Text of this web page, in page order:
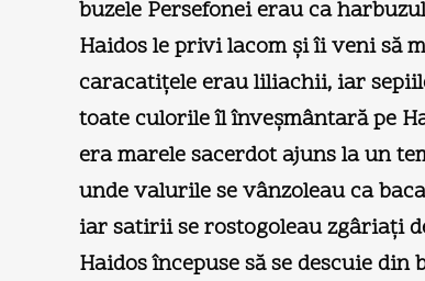
buzele Persefonei erau ca
Haidos le privi lacom şi îi veni să
caracatiţele erau liliachii, iar
toate culorile îl înveşmântară pe
era marele sacerdot ajuns la un
unde valurile se vânzoleau ca
iar satirii se rostogoleau zgâriaţi
Haidos începuse să se descuie din